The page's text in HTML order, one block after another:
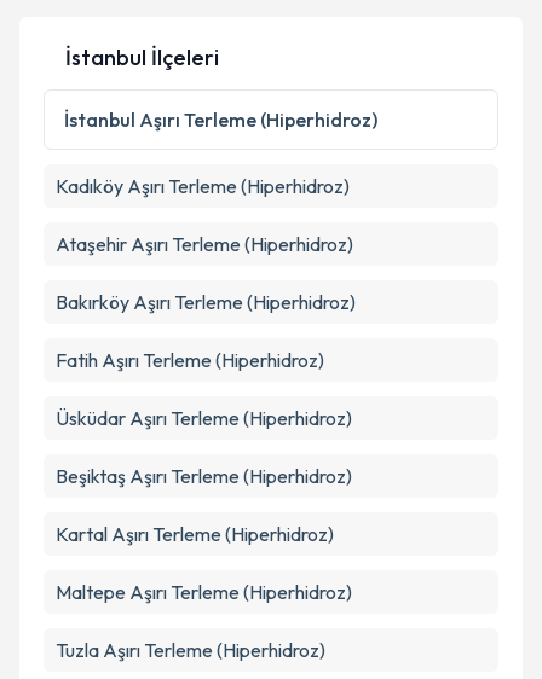
Kişisel verilerimin işlenmesine ilişkin
Metni'ni okudum ve kişisel verilerimin belirtilen
Takvim Talebini Gönder
İstanbul İlçeleri
İstanbul Aşırı Terleme (Hiperhidroz)
Kadıköy Aşırı Terleme (Hiperhidroz)
Ataşehir Aşırı Terleme (Hiperhidroz)
Bakırköy Aşırı Terleme (Hiperhidroz)
Fatih Aşırı Terleme (Hiperhidroz)
Üsküdar Aşırı Terleme (Hiperhidroz)
Beşiktaş Aşırı Terleme (Hiperhidroz)
Kartal Aşırı Terleme (Hiperhidroz)
Maltepe Aşırı Terleme (Hiperhidroz)
Tuzla Aşırı Terleme (Hiperhidroz)